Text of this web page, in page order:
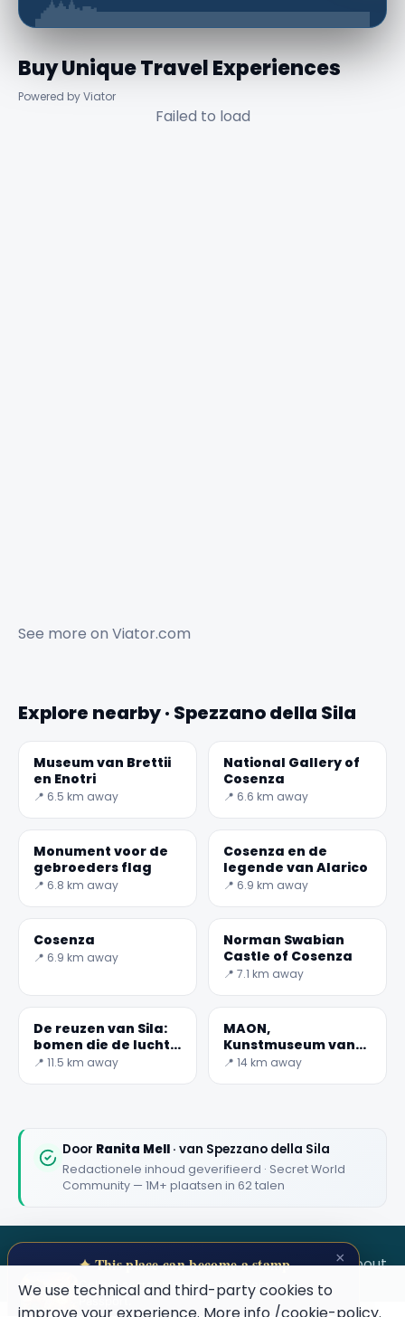
Buy Unique Travel Experiences
Powered by Viator
Failed to load
See more on Viator.com
Explore nearby · Spezzano della Sila
Museum van Brettii
en Enotri
📍 6.5 km away
National Gallery of
Cosenza
📍 6.6 km away
Monument voor de
gebroeders flag
📍 6.8 km away
Cosenza en de
legende van Alarico
📍 6.9 km away
Cosenza
📍 6.9 km away
Norman Swabian
Castle of Cosenza
📍 7.1 km away
De reuzen van Sila:
bomen die de lucht
raken
📍 11.5 km away
MAON,
Kunstmuseum van
de achtste en
📍 14 km away
Door Ranita Mell · van Spezzano della Sila
Redactionele inhoud geverifieerd · Secret World
Community — 1M+ plaatsen in 62 talen
SECRET WORLD TermsPrivacyAbout
✕
★★★★★
1,000,000+ places in your pocket. Free.
We use technical and third-party cookies to
×
✦ This place can become a stamp
Collect secret places in your Secret